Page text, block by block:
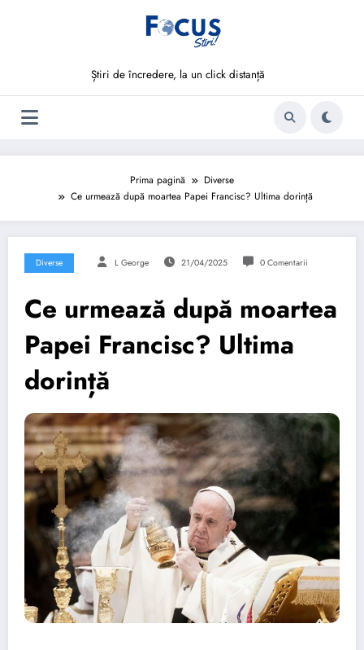
Știri de încredere, la un click distanță
Prima pagină
Diverse
Ce urmează după moartea Papei Francisc? Ultima dorință
Diverse L George 21/04/2025 0 Comentarii
Ce urmează după moartea
Papei Francisc? Ultima
dorință